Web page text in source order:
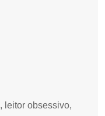
leitor obsessivo,